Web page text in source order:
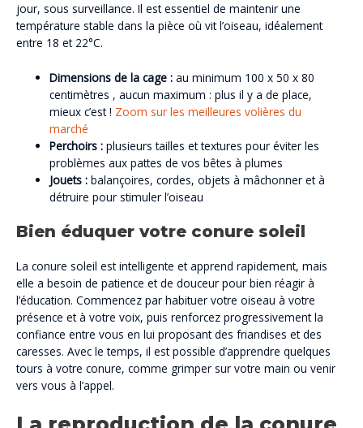
jour, sous surveillance. Il est essentiel de maintenir une
température stable dans la pièce où vit l’oiseau, idéalement
entre 18 et 22°C.
Dimensions de la cage : au minimum 100 x 50 x 80
centimètres , aucun maximum : plus il y a de place,
mieux c’est ! Zoom sur les meilleures volières du
marché
Perchoirs : plusieurs tailles et textures pour éviter les
problèmes aux pattes de vos bêtes à plumes
Jouets : balançoires, cordes, objets à mâchonner et à
détruire pour stimuler l’oiseau
Bien éduquer votre conure soleil
La conure soleil est intelligente et apprend rapidement, mais
elle a besoin de patience et de douceur pour bien réagir à
l’éducation. Commencez par habituer votre oiseau à votre
présence et à votre voix, puis renforcez progressivement la
confiance entre vous en lui proposant des friandises et des
caresses. Avec le temps, il est possible d’apprendre quelques
tours à votre conure, comme grimper sur votre main ou venir
vers vous à l’appel.